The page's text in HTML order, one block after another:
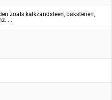
zoals kalkzandsteen, bakstenen,
...